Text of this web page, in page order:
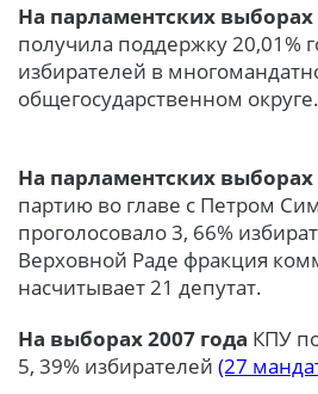
На парламентских выборах
получила поддержку 20,01%
избирателей в
общегосударственном округе.
На парламентских выборах
партию во главе с Петром
проголосовало 3, 66%
Верховной Раде фракция
насчитывает 21 депутат.
На выборах 2007 года КПУ
5, 39% избирателей (27